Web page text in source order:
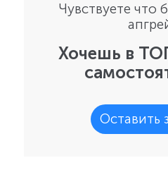
Чувствуете что
Хочешь в
Оставить